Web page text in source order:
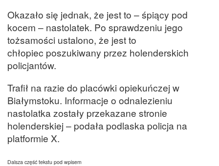
Okazało się jednak, że jest to – śpiący pod
kocem – nastolatek. Po sprawdzeniu jego
tożsamości ustalono, że jest to
chłopiec poszukiwany przez holenderskich
policjantów.
Trafił na razie do placówki opiekuńczej w
Białymstoku. Informacje o odnalezieniu
nastolatka zostały przekazane stronie
holenderskiej – podała podlaska policja na
platformie X.
Dalsza część tekstu pod wpisem